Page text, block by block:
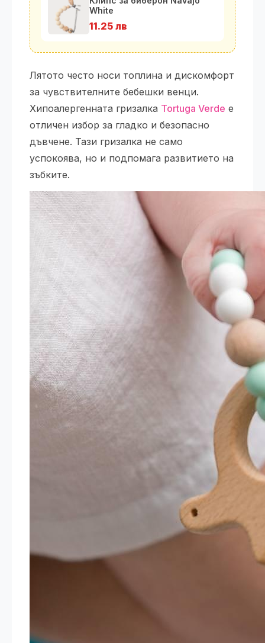
White
11.25 лв
Лятото често носи топлина и дискомфорт
за чувствителните бебешки венци.
Хипоалергенната гризалка Tortuga Verde е
отличен избор за гладко и безопасно
дъвчене. Тази гризалка не само
успокоява, но и подпомага развитието на
зъбките.